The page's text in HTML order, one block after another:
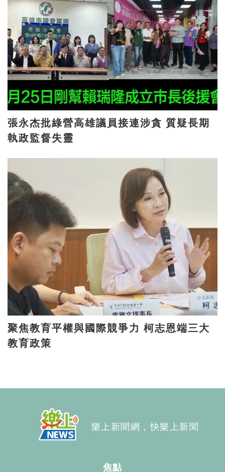
張永杰批綠營高雄議員接連涉貪 質疑長期
執政監督失靈
聚焦教育平權與國際競爭力 柯志恩端三大
教育政策
樂上新聞網，快樂上新聞
焦點